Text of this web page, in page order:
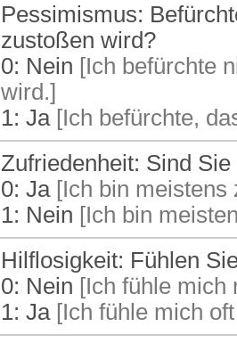
Pessimismus:
zustoßen wird?
0: Nein [Ich befürchte
wird.]
1: Ja[Ich befürchte,
Zufriedenheit: Sind
0: Ja[Ich bin meistens
1: Nein [Ich bin
Hilflosigkeit: Fühlen
0: Nein [Ich fühle mich
1: Ja[Ich fühle mich